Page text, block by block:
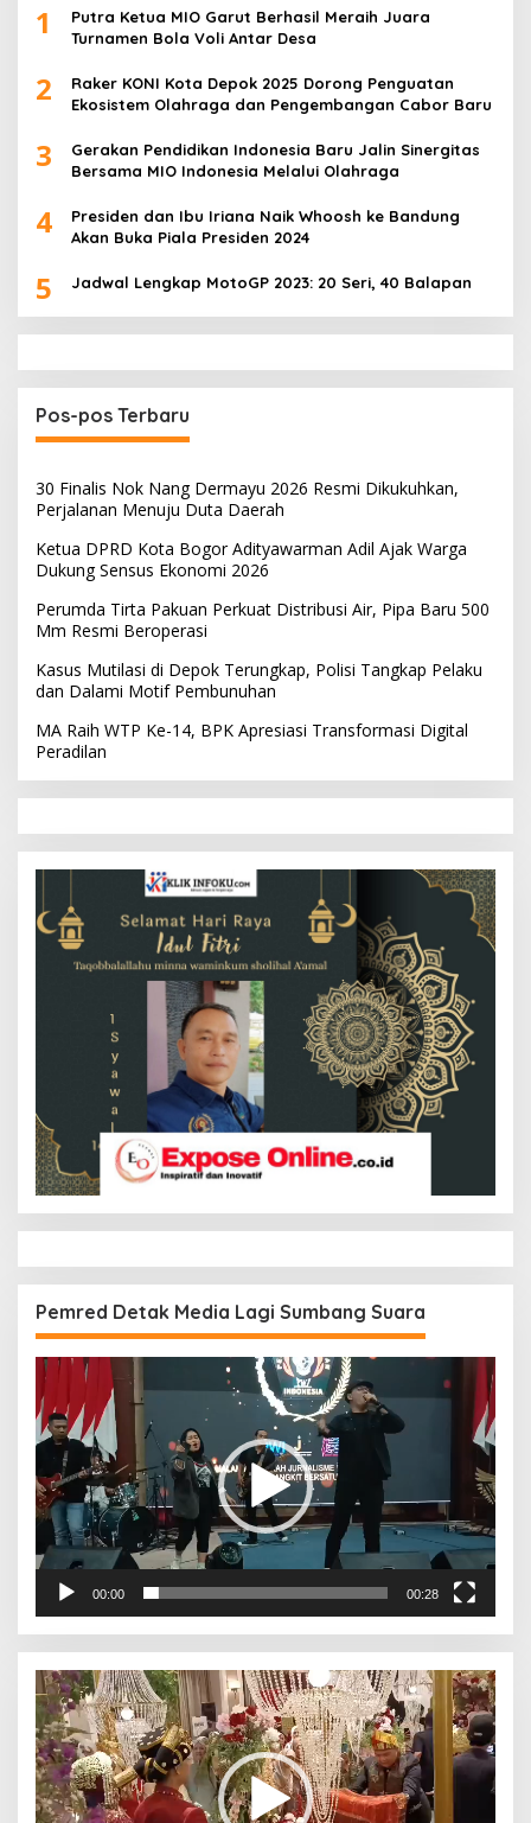
1
Putra Ketua MIO Garut Berhasil Meraih Juara
Turnamen Bola Voli Antar Desa
2
Raker KONI Kota Depok 2025 Dorong Penguatan
Ekosistem Olahraga dan Pengembangan Cabor Baru
3
Gerakan Pendidikan Indonesia Baru Jalin Sinergitas
Bersama MIO Indonesia Melalui Olahraga
4
Presiden dan Ibu Iriana Naik Whoosh ke Bandung
Akan Buka Piala Presiden 2024
5 Jadwal Lengkap MotoGP 2023: 20 Seri, 40 Balapan
Pos-pos Terbaru
30 Finalis Nok Nang Dermayu 2026 Resmi Dikukuhkan,
Perjalanan Menuju Duta Daerah
Ketua DPRD Kota Bogor Adityawarman Adil Ajak Warga
Dukung Sensus Ekonomi 2026
Perumda Tirta Pakuan Perkuat Distribusi Air, Pipa Baru 500
Mm Resmi Beroperasi
Kasus Mutilasi di Depok Terungkap, Polisi Tangkap Pelaku
dan Dalami Motif Pembunuhan
MA Raih WTP Ke-14, BPK Apresiasi Transformasi Digital
Peradilan
Pemred Detak Media Lagi Sumbang Suara
Pemutar
Video
00:00 00:28
Pemutar
Video